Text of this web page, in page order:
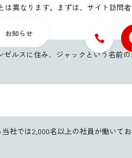
お知らせ
異なります。まずは、サイト訪問
ルスに住み、ジャックという名前の
社では2,000名以上の社員が働いて